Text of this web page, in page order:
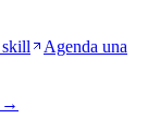
skill
Agenda una
→